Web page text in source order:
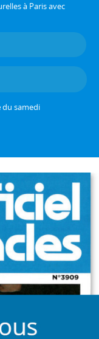
à Paris avec
du samedi